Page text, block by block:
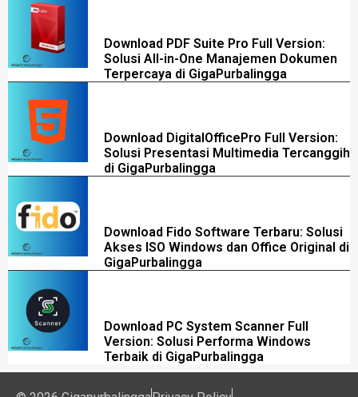
Download PDF Suite Pro Full Version:
Solusi All-in-One Manajemen Dokumen
Terpercaya di GigaPurbalingga
Download DigitalOfficePro Full Version:
Solusi Presentasi Multimedia Tercanggih
di GigaPurbalingga
Download Fido Software Terbaru: Solusi
Akses ISO Windows dan Office Original di
GigaPurbalingga
Download PC System Scanner Full
Version: Solusi Performa Windows
Terbaik di GigaPurbalingga